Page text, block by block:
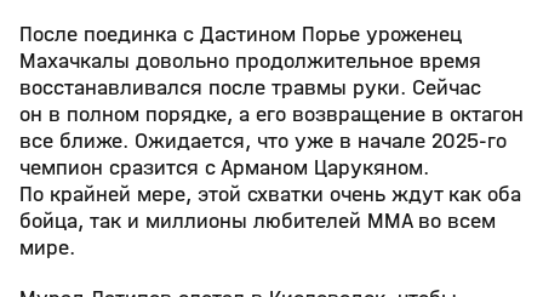
После поединка с Дастином Порье уроженец
Махачкалы довольно продолжительное время
восстанавливался после травмы руки. Сейчас
он в полном порядке, а его возвращение в октагон
все ближе. Ожидается, что уже в начале 2025-го
чемпион сразится с Арманом Царукяном.
По крайней мере, этой схватки очень ждут как оба
бойца, так и миллионы любителей MMA во всем
мире.